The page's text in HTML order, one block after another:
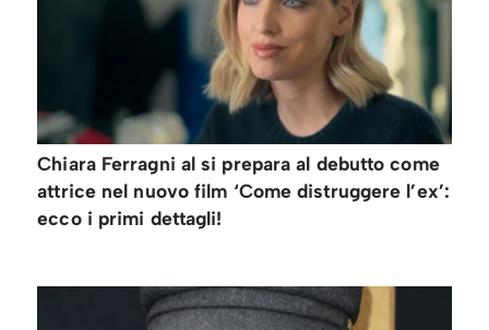
Chiara Ferragni al si prepara al debutto come
attrice nel nuovo film ‘Come distruggere l’ex’:
ecco i primi dettagli!